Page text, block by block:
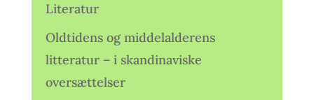
Literatur
Oldtidens og middelalderens
litteratur – i skandinaviske
oversættelser